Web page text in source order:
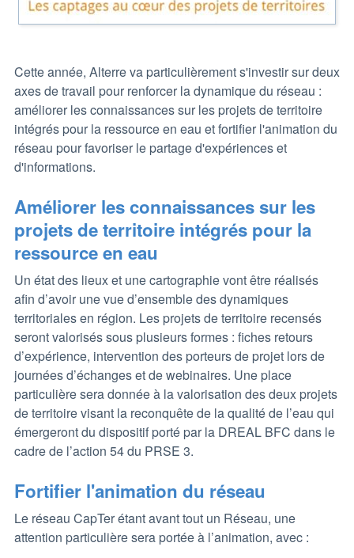
Cette année, Alterre va particulièrement s'investir sur deux
axes de travail pour renforcer la dynamique du réseau :
améliorer les connaissances sur les projets de territoire
intégrés pour la ressource en eau et fortifier l'animation du
réseau pour favoriser le partage d'expériences et
d'informations.
Améliorer les connaissances sur les
projets de territoire intégrés pour la
ressource en eau
Un état des lieux et une cartographie vont être réalisés
afin d’avoir une vue d’ensemble des dynamiques
territoriales en région. Les projets de territoire recensés
seront valorisés sous plusieurs formes : fiches retours
d’expérience, intervention des porteurs de projet lors de
journées d’échanges et de webinaires. Une place
particulière sera donnée à la valorisation des deux projets
de territoire visant la reconquête de la qualité de l’eau qui
émergeront du dispositif porté par la DREAL BFC dans le
cadre de l’action 54 du PRSE 3.
Fortifier l'animation du réseau
Le réseau CapTer étant avant tout un Réseau, une
attention particulière sera portée à l’animation, avec :